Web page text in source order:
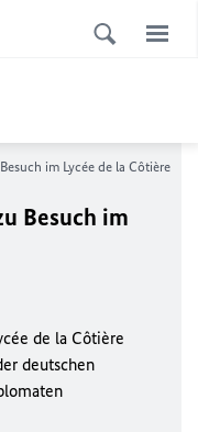
im Lycée de la Côtière
Besuch im
de la Côtière
deutschen